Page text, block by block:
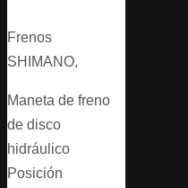
Frenos
SHIMANO,
Maneta de freno
de disco
hidráulico
Posición